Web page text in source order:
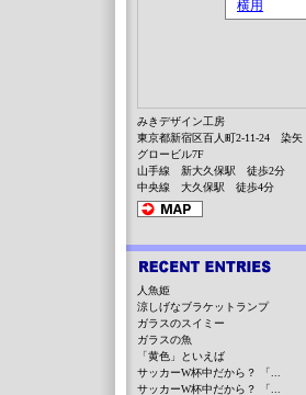
みきデザイン工房
東京都新宿区百人町2-11-24 染矢
グロービル7F
山手線 新大久保駅 徒歩2分
中央線 大久保駅 徒歩4分
人魚姫
涼しげなブラケットランプ
ガラスのスイミー
ガラスの魚
「黄色」といえば
サッカーW杯中だから？ 「...
サッカーW杯中だから？ 「...